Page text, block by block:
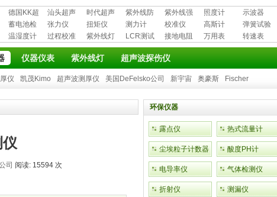
德国KK超
声波探伤
仪
汕头超声
超声探伤
仪
时代超声
波探伤仪
紫外线防
护用品
紫外线强
度计
照度计
示波器
蓄电池检
测仪
张力仪 扭矩仪 测力计 校准仪 高斯计
弹簧试验
机
温湿度计
过程校准
仪
紫外线灯
LCR测试
仪
接地电阻
测试仪
万用表 转速表
仪器仪表 紫外线灯 超声波探伤仪
仪 凯茂Kimo 超声波测厚仪 美国DeFelsko公司 新宇宙 奥豪斯 Fischer
司 阅读: 15594 次
环保仪器
露点仪 热式流量计
尘埃粒子计数器 酸度PH计
电导率仪 气体检测仪
折射仪 测漏仪